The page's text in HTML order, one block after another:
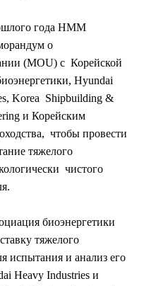
года HMM
о
(MOU) с  Корейской
Hyundai
Korea  Shipbuilding &
и Корейским
чтобы провести
тяжелого
чистого
биоэнергетики
тяжелого
испытания и анализ его
Heavy Industries и